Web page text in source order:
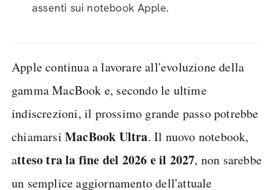
assenti sui notebook Apple.
Apple continua a lavorare all'evoluzione della
gamma MacBook e, secondo le ultime
indiscrezioni, il prossimo grande passo potrebbe
chiamarsi MacBook Ultra. Il nuovo notebook,
atteso tra la fine del 2026 e il 2027, non sarebbe
un semplice aggiornamento dell'attuale